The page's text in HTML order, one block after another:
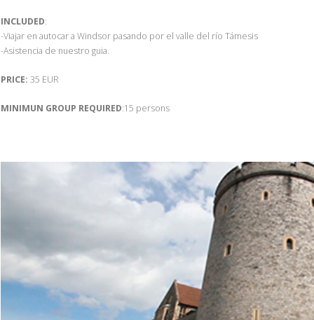
INCLUDED:
-Viajar en autocar a Windsor pasando por el valle del río Támesis
-Asistencia de nuestro guia.
PRICE: 35 EUR
MINIMUN GROUP REQUIRED:15 persons